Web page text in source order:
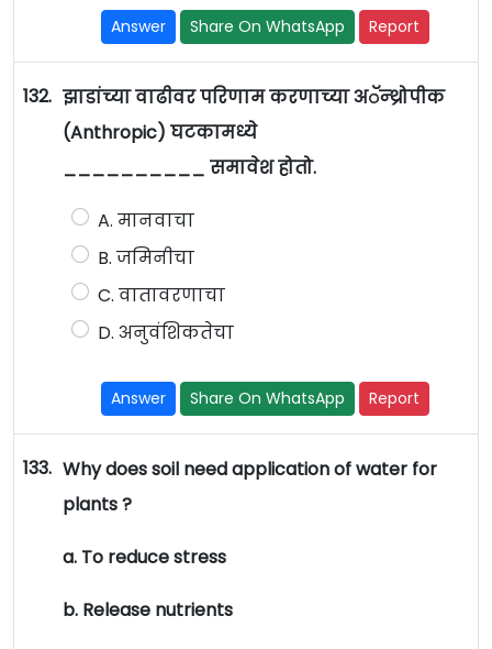
Answer Share On WhatsApp Report
132. झाडांच्या वाढीवर परिणाम करणाच्या अॅन्थ्रोपीक
(Anthropic) घटकामध्ये
__________ समावेश होतो.
A. मानवाचा
B. जमिनीचा
C. वातावरणाचा
D. अनुवंशिकतेचा
Answer Share On WhatsApp Report
133. Why does soil need application of water for
plants ?
a. To reduce stress
b. Release nutrients